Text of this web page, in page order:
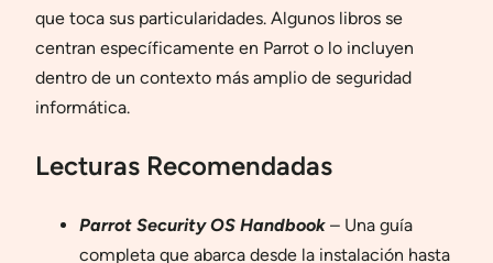
que toca sus particularidades. Algunos libros se
centran específicamente en Parrot o lo incluyen
dentro de un contexto más amplio de seguridad
informática.
Lecturas Recomendadas
Parrot Security OS Handbook – Una guía
completa que abarca desde la instalación hasta